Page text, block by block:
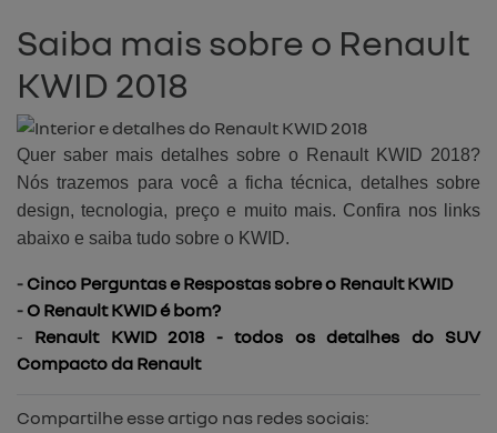
Saiba mais sobre o Renault
KWID 2018
Quer saber mais detalhes sobre o Renault KWID 2018?
Nós trazemos para você a ficha técnica, detalhes sobre
design, tecnologia, preço e muito mais. Confira nos links
abaixo e saiba tudo sobre o KWID.
- Cinco Perguntas e Respostas sobre o Renault KWID
- O Renault KWID é bom?
- Renault KWID 2018 - todos os detalhes do SUV
Compacto da Renault
Compartilhe esse artigo nas redes sociais: